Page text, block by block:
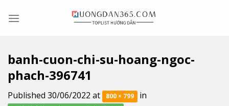
banh-cuon-chi-su-hoang-ngoc-
phach-396741
Published 30/06/2022 at 800 × 799 in